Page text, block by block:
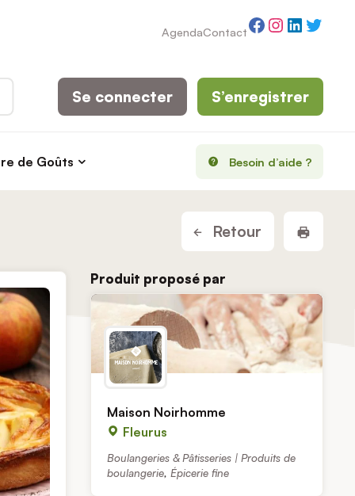
AgendaContactFacebook
Instagram
de Goûts Besoin d’aide ?
Se connecter S’enregistrer
Retour
Produit proposé par
Maison Noirhomme
Fleurus
Boulangeries & Pâtisseries | Produits de
boulangerie, Épicerie fine